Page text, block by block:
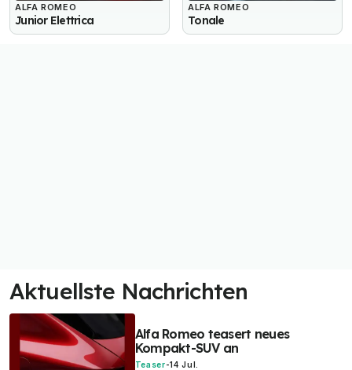
ALFA ROMEO
Junior Elettrica
ALFA ROMEO
Tonale
Aktuellste Nachrichten
Alfa Romeo teasert neues
Kompakt-SUV an
Teaser-14 Jul.